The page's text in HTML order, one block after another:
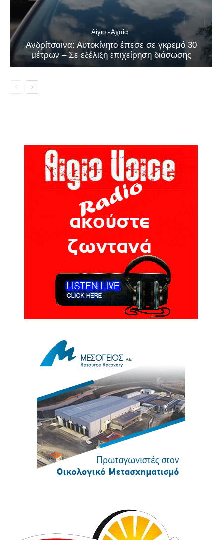
Αίγιο - Αχαΐα
Ανδρίτσαινα: Αυτοκίνητο έπεσε σε γκρεμό 30
μέτρων – Σε εξέλιξη επιχείρηση διάσωσης